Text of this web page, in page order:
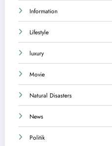
Information
Lifestyle
luxury
Movie
Natural Disasters
News
Politik